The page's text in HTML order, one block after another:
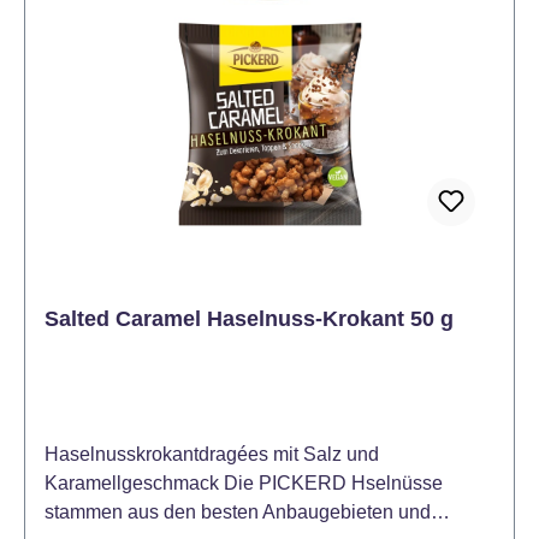
Minuten auf niedriger Stufe. Die Backform einfetten
und füllen (1/2 bis 2/3 gefüllt) und den Biskuit im
Ofen goldgelb backen. Den Backofen
zwischendurch nicht öffnen! Der Biskuit ist fertig,
wenn er sich elastisch anfühlt. Den Biskuitboden
sofort nach dem Backen aus der Backform nehmen
und auf einem Kuchengitter auskühlen lassen.
Mengenangaben und Backzeiten finden Sie in der
Salted Caramel Haselnuss-Krokant 50 g
Haselnusskrokantdragées mit Salz und
Karamellgeschmack Die PICKERD Hselnüsse
stammen aus den besten Anbaugebieten und